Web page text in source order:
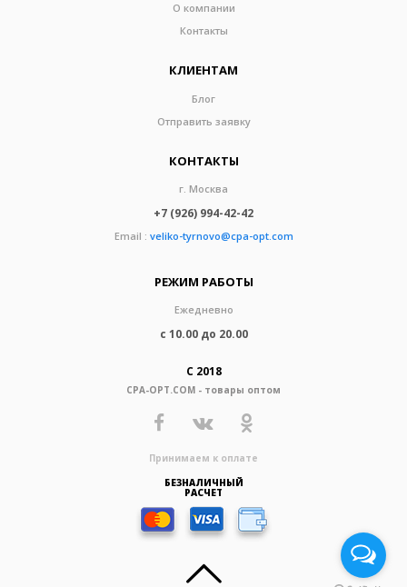
О компании
Контакты
КЛИЕНТАМ
Блог
Отправить заявку
КОНТАКТЫ
г. Москва
+7 (926) 994-42-42
Email : veliko-tyrnovo@cpa-opt.com
РЕЖИМ РАБОТЫ
Ежедневно
с 10.00 до 20.00
С 2018
CPA-OPT.COM - товары оптом
Принимаем к оплате
БЕЗНАЛИЧНЫЙ
РАСЧЕТ